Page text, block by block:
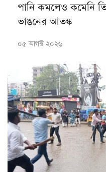
পানি কমলেও কমেনি
ভাঙনের আতঙ্ক
০৫ আগস্ট ২০২৬